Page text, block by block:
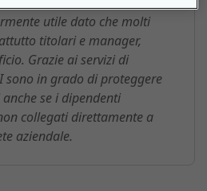
utile dato che molti
titolari e manager,
Grazie ai servizi di
sono in grado di proteggere
se i dipendenti
collegati direttamente a
aziendale.